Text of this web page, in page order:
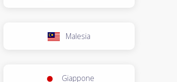
Malesia
Giappone